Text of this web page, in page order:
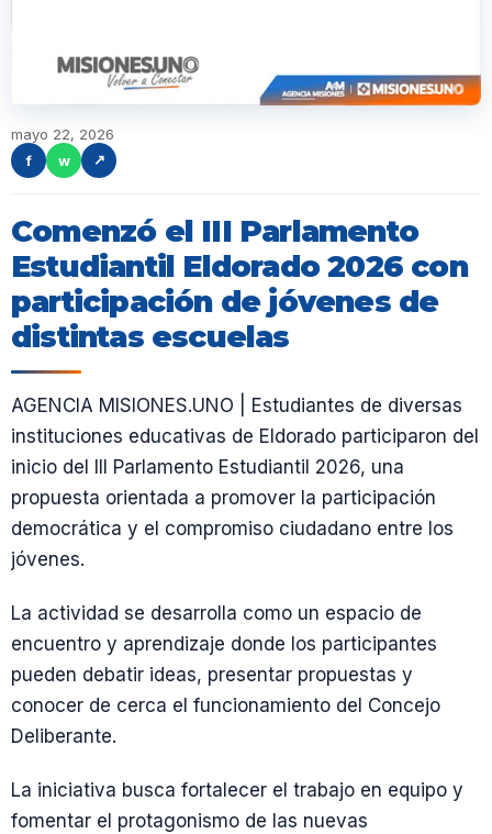
mayo 22, 2026
f
w ↗
Comenzó el III Parlamento
Estudiantil Eldorado 2026 con
participación de jóvenes de
distintas escuelas
AGENCIA MISIONES.UNO | Estudiantes de diversas
instituciones educativas de Eldorado participaron del
inicio del III Parlamento Estudiantil 2026, una
propuesta orientada a promover la participación
democrática y el compromiso ciudadano entre los
jóvenes.
La actividad se desarrolla como un espacio de
encuentro y aprendizaje donde los participantes
pueden debatir ideas, presentar propuestas y
conocer de cerca el funcionamiento del Concejo
Deliberante.
La iniciativa busca fortalecer el trabajo en equipo y
fomentar el protagonismo de las nuevas